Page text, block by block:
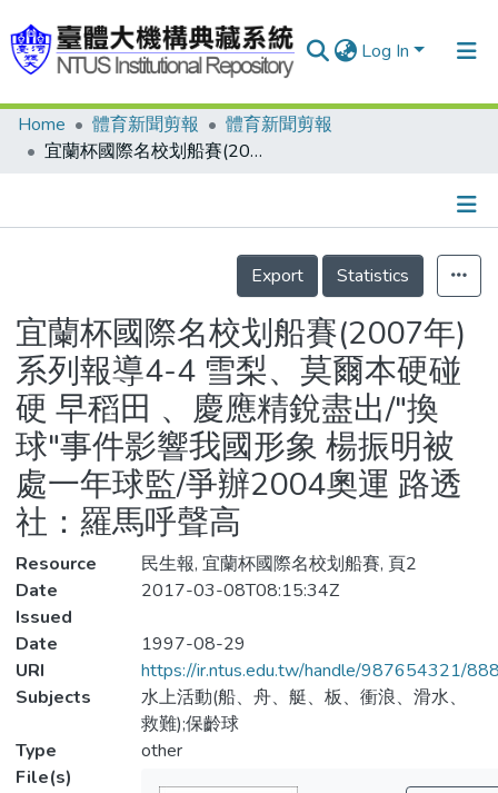
Log In
Communities & Collections
Statistics
Home 體育新聞剪報
體育新聞剪報
宜蘭杯國際名校划船賽(2007年)系列報導4-4 雪梨、莫爾本硬碰硬 早稻田 、慶應精銳盡出/"換球"事件影響我國形象 楊振明被處一年球監/爭辦2004奧運 路透社：羅馬呼聲高
Details
Export
Statistics
宜蘭杯國際名校划船賽(2007年)
系列報導4-4 雪梨、莫爾本硬碰
硬 早稻田 、慶應精銳盡出/"換
球"事件影響我國形象 楊振明被
處一年球監/爭辦2004奧運 路透
社：羅馬呼聲高
Resource
民生報, 宜蘭杯國際名校划船賽, 頁2
Date
Issued
2017-03-08T08:15:34Z
Date
1997-08-29
URI
https://ir.ntus.edu.tw/handle/987654321/
Subjects
水上活動(船、舟、艇、板、衝浪、滑水、
救難);保齡球
Type
other
File(s)